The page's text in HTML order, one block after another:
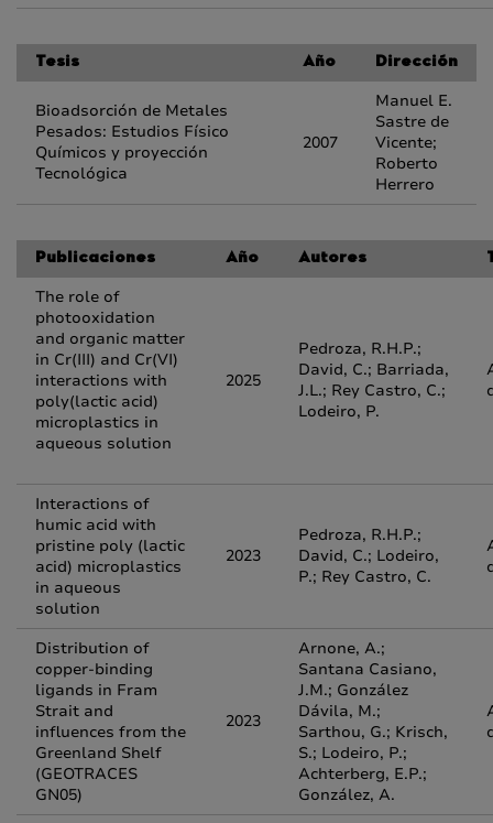
Tesis Año Dirección
Bioadsorción de Metales
Pesados: Estudios Físico
Químicos y proyección
Tecnológica
2007
Manuel E.
Sastre de
Vicente;
Roberto
Herrero
Publicaciones Año Autores
The role of
photooxidation
and organic matter
in Cr(III) and Cr(VI)
interactions with
poly(lactic acid)
microplastics in
aqueous solution
2025
Pedroza, R.H.P.;
David, C.; Barriada,
J.L.; Rey Castro, C.;
Lodeiro, P.
Interactions of
humic acid with
pristine poly (lactic
acid) microplastics
in aqueous
solution
2023
Pedroza, R.H.P.;
David, C.; Lodeiro,
P.; Rey Castro, C.
Distribution of
copper-binding
ligands in Fram
Strait and
influences from the
Greenland Shelf
(GEOTRACES
GN05)
2023
Arnone, A.;
Santana Casiano,
J.M.; González
Dávila, M.;
Sarthou, G.; Krisch,
S.; Lodeiro, P.;
Achterberg, E.P.;
González, A.